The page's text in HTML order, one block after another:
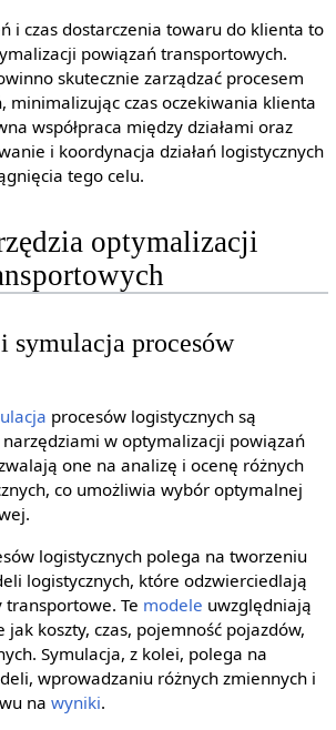
i czas dostarczenia towaru do klienta to
powiązań transportowych.
skutecznie zarządzać procesem
minimalizując czas oczekiwania klienta
współpraca między działami oraz
i koordynacja działań logistycznych
tego celu.
optymalizacji
symulacja procesów
procesów logistycznych są
w optymalizacji powiązań
one na analizę i ocenę różnych
co umożliwia wybór optymalnej
logistycznych polega na tworzeniu
logistycznych, które odzwierciedlają
transportowe. Te modele uwzględniają
jak koszty, czas, pojemność pojazdów,
Symulacja, z kolei, polega na
wprowadzaniu różnych zmiennych i
na wyniki.